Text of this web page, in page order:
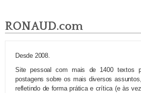
RONAUD.com
Desde 2008.
Site pessoal com mais de 1400 textos
postagens sobre os mais diversos
refletindo de forma prática e crítica (e às